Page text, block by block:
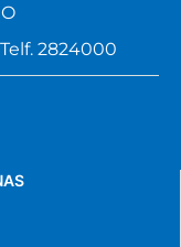
2824000